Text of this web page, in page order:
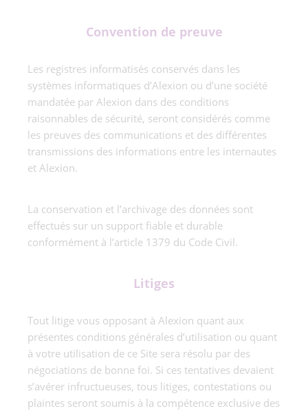
Convention de preuve
Les registres informatisés conservés dans les
systèmes informatiques d’Alexion ou d’une société
mandatée par Alexion dans des conditions
raisonnables de sécurité, seront considérés comme
les preuves des communications et des différentes
transmissions des informations entre les internautes
et Alexion.
La conservation et l’archivage des données sont
effectués sur un support fiable et durable
conformément à l’article 1379 du Code Civil.
Litiges
Tout litige vous opposant à Alexion quant aux
présentes conditions générales d’utilisation ou quant
à votre utilisation de ce Site sera résolu par des
négociations de bonne foi. Si ces tentatives devaient
s’avérer infructueuses, tous litiges, contestations ou
plaintes seront soumis à la compétence exclusive des